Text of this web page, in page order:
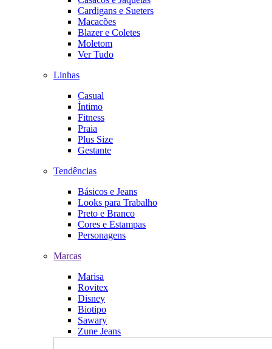
Cardigans e Sueters
Macacões
Blazer e Coletes
Moletom
Ver Tudo
Linhas
Casual
Íntimo
Fitness
Praia
Plus Size
Gestante
Tendências
Básicos e Jeans
Looks para Trabalho
Preto e Branco
Cores e Estampas
Personagens
Marcas
Marisa
Rovitex
Disney
Biotipo
Sawary
Zune Jeans